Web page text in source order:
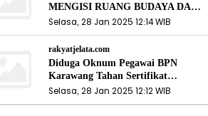
MENGISI RUANG BUDAYA DAN
SITUS LELUHUR NUSANTARA
Selasa, 28 Jan 2025 12:14 WIB
rakyatjelata.com
Diduga Oknum Pegawai BPN
Karawang Tahan Sertifikat
Pemohon PTSL
Selasa, 28 Jan 2025 12:12 WIB